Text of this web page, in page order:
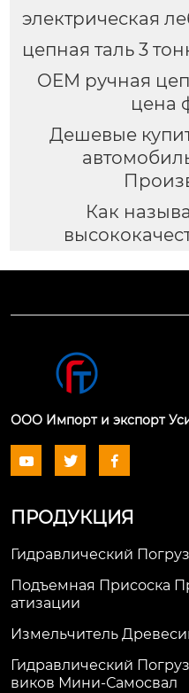
электрическая
цепная таль 3
OEM ручная
цена
Дешевые
Как
ООО Импорт и экспорт
  
ПРОДУКЦИЯ
Гидравлический
Подъемная Присоска
Атизации
Измельчитель
Гидравлический
Виков Мини-Самосвал